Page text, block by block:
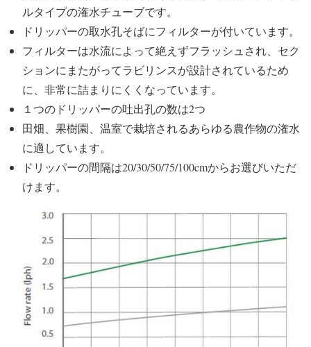
ルタイプの潅水チューブです。
ドリッパーの取水孔そばにフィルターが付いています。
フィルターは水流によって絶えずフラッシュされ、セク
ションにまたがってラビリンスが設計されているため
に、非常に詰まりにくくなっています。
１つのドリッパーの吐出孔の数は2つ
田畑、果樹園、温室で栽培されるあらゆる農作物の潅水
に適しています。
ドリッパーの間隔は20/30/50/75/100cmからお選びいただ
けます。